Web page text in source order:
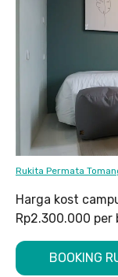
Rukita Permata
Harga kost
Rp2.300.000 per
BOOKING